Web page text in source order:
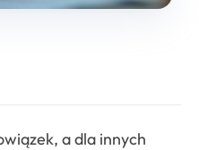
a dla innych